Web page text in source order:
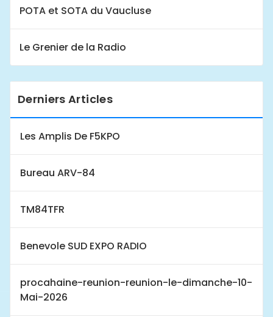
POTA et SOTA du Vaucluse
Le Grenier de la Radio
Derniers Articles
Les Amplis De F5KPO
Bureau ARV-84
TM84TFR
Benevole SUD EXPO RADIO
procahaine-reunion-reunion-le-dimanche-10-
Mai-2026